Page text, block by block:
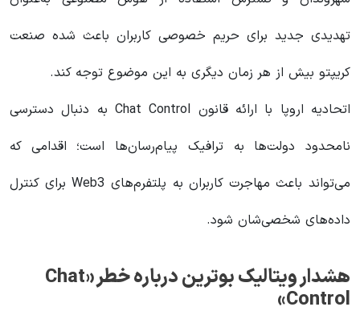
تهدیدی جدید برای حریم خصوصی کاربران باعث شده صنعت
کریپتو بیش از هر زمان دیگری به این موضوع توجه کند.
اتحادیه اروپا با ارائه قانون Chat Control به دنبال دسترسی
نامحدود دولت‌ها به ترافیک پیام‌رسان‌ها است؛ اقدامی که
می‌تواند باعث مهاجرت کاربران به پلتفرم‌های Web3 برای کنترل
داده‌های شخصی‌شان شود.
هشدار ویتالیک بوترین درباره خطر «Chat
Control»